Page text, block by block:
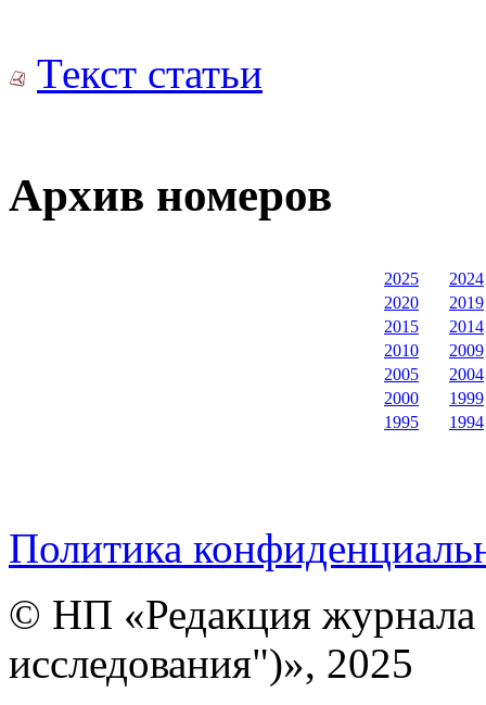
Текст статьи
Архив номеров
2025
2024
2020
2019
2015
2014
2010
2009
2005
2004
2000
1999
1995
1994
Политика
© НП «Редакция
исследования")», 2025